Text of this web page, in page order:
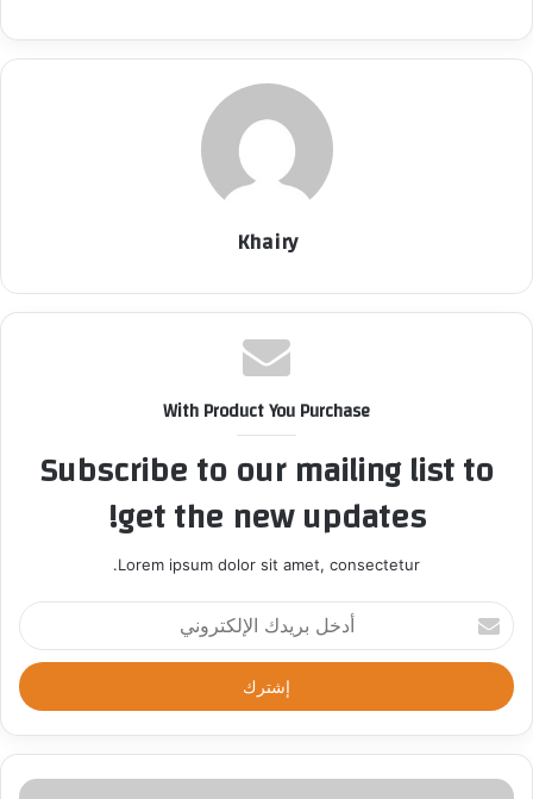
Khairy
With Product You Purchase
Subscribe to our mailing list to
get the new updates!
Lorem ipsum dolor sit amet, consectetur.
أ
د
خ
ل
ر
د